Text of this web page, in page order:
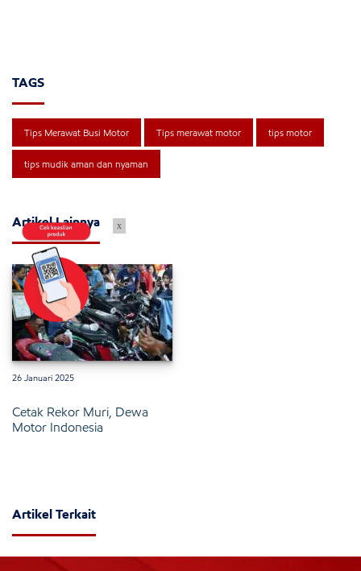
TAGS
Tips Merawat Busi Motor Tips merawat motor tips motor
tips mudik aman dan nyaman
Artikel Lainnya
26 Januari 2025
Cetak Rekor Muri, Dewa
Motor Indonesia
Artikel Terkait
x